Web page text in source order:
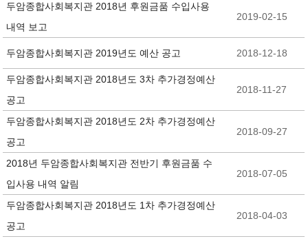
두암종합사회복지관 2018년 후원금품 수입사용
내역 보고
2019-02-15
두암종합사회복지관 2019년도 예산 공고 2018-12-18
두암종합사회복지관 2018년도 3차 추가경정예산
공고
2018-11-27
두암종합사회복지관 2018년도 2차 추가경정예산
공고
2018-09-27
2018년 두암종합사회복지관 전반기 후원금품 수
입사용 내역 알림
2018-07-05
두암종합사회복지관 2018년도 1차 추가경정예산
공고
2018-04-03